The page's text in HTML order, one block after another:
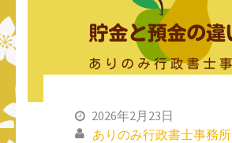
2026年2月23日
ありのみ行政書士事務所